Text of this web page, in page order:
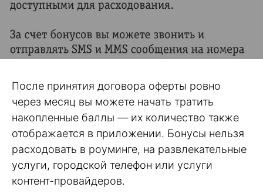
После принятия договора оферты ровно
через месяц вы можете начать тратить
накопленные баллы — их количество также
отображается в приложении. Бонусы нельзя
расходовать в роуминге, на развлекательные
услуги, городской телефон или услуги
контент-провайдеров.